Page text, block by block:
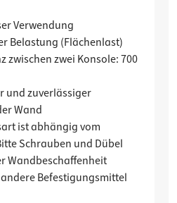
Verwendung
Belastung (Flächenlast)
zwischen zwei Konsole: 700
und zuverlässiger
Wand
ist abhängig vom
Schrauben und Dübel
Wandbeschaffenheit
Befestigungsmittel